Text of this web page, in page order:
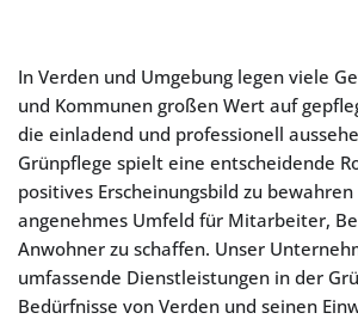
In Verden und Umgebung legen viele
und Kommunen großen Wert auf
die einladend und professionell
Grünpflege spielt eine entscheidende
positives Erscheinungsbild zu
angenehmes Umfeld für Mitarbeiter,
Anwohner zu schaffen. Unser
umfassende Dienstleistungen in der
Bedürfnisse von Verden und seinen